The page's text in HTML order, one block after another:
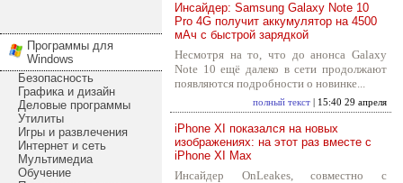
Программы для
Windows
Безопасность
Графика и дизайн
Деловые программы
Утилиты
Игры и развлечения
Интернет и сеть
Мультимедиа
Обучение
Инсайдер: Samsung Galaxy Note 10
Pro 4G получит аккумулятор на 4500
мАч с быстрой зарядкой
Несмотря на то, что до анонса Galaxy
Note 10 ещё далеко в сети продолжают
появляются подробности о новинке...
полный текст | 15:40 29 апреля
iPhone XI показался на новых
изображениях: на этот раз вместе с
iPhone XI Max
Инсайдер OnLeakes, совместно с